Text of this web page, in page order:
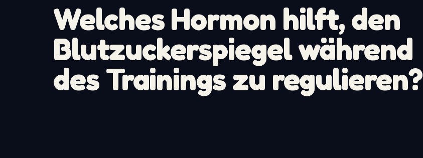
Welches Hormon hilft, den
Blutzuckerspiegel während
des Trainings zu regulieren?